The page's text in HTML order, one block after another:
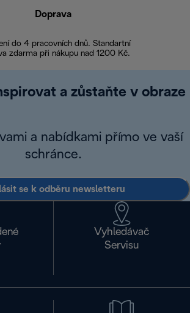
Doprava
do 4 pracovních dnů. Standartní
zdarma při nákupu nad 1200 Kč.
a zůstaňte v obraze
a nabídkami přímo ve vaší
schránce.
se k odběru newsletteru
Vyhledávač
Servisu